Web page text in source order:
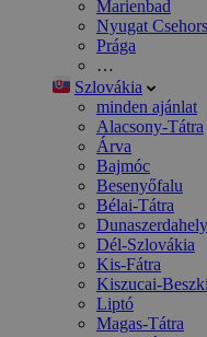
Marienbad
Nyugat
Prága
…
Szlovákia
minden ajánlat
Alacsony-Tátra
Árva
Bajmóc
Besenyőfalu
Bélai-Tátra
Dunaszerdahely
Dél-Szlovákia
Kis-Fátra
Kiszucai-
Liptó
Magas-Tátra